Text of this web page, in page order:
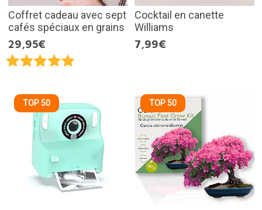
Coffret cadeau avec sept
cafés spéciaux en grains
29,95€
Cocktail en canette
Williams
7,99€
TOP 50 TOP 50